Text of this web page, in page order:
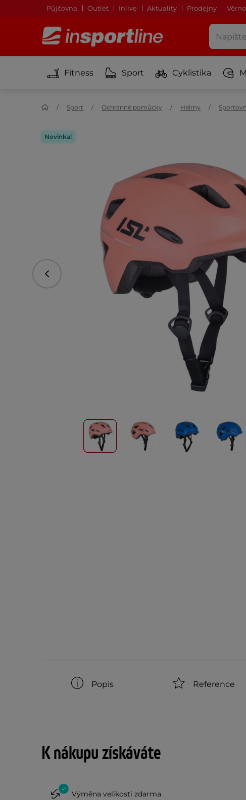
Půjčovna Outlet Inlive Aktuality Prodejny
Fitness Sport Cyklistika
Sport Ochranné pomůcky Helmy
Novinka!
Předchozí
Popis Reference
K nákupu získáváte
Výměna velikosti zdarma